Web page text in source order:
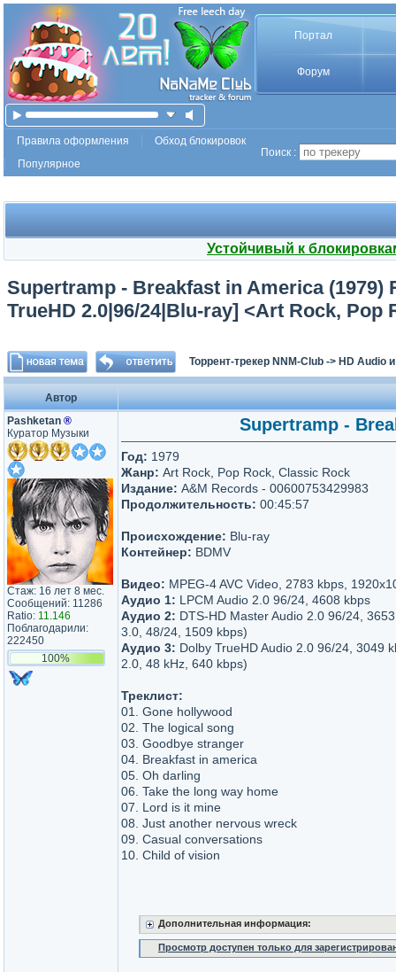
Портал
Форум
Правила оформления
Обход блокировок
Популярное
Поиск :
Устойчивый к
Supertramp - Breakfast in America (1979)
TrueHD 2.0|96/24|Blu-ray] <Art Rock, Pop
Торрент-трекер NNM-Club -> HD Audio
Автор
Pashketan ®
Куратор Музыки
Стаж: 16 лет 8 мес.
Сообщений: 11286
Ratio: 11.146
Поблагодарили:
222450
100%
Supertramp -
Год: 1979
Жанр: Art Rock, Pop Rock, Classic Rock
Издание: A&M Records - 00600753429983
Продолжительность: 00:45:57
Происхождение: Blu-ray
Контейнер: BDMV
Видео: MPEG-4 AVC Video, 2783 kbps,
Аудио 1: LPCM Audio 2.0 96/24, 4608 kbps
Аудио 2: DTS-HD Master Audio 2.0 96/24,
3.0, 48/24, 1509 kbps)
Аудио 3: Dolby TrueHD Audio 2.0 96/24, 3049
2.0, 48 kHz, 640 kbps)
Треклист:
01. Gone hollywood
02. The logical song
03. Goodbye stranger
04. Breakfast in america
05. Oh darling
06. Take the long way home
07. Lord is it mine
08. Just another nervous wreck
09. Casual conversations
10. Child of vision
Дополнительная информация:
Просмотр доступен только для